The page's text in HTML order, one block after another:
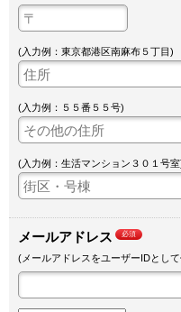
(入力例：東京都港区南麻布５丁目)
(入力例：５５番５５号)
(入力例：生活マンション３０１号室
メールアドレス 必須
(メールアドレスをユーザーIDとし